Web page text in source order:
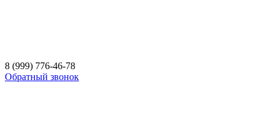
8 (999) 776-46-78
Обратный звонок